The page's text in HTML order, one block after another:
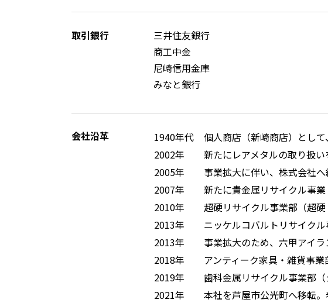
取引銀行
三井住友銀行
商工中金
尼崎信用金庫
みなと銀行
会社沿革 1940年代
個人商店（新崎商店）とし
2002年
新たにレアメタルの取り扱
2005年
事業拡大に伴い、株式会社へ
2007年
新たに貴金属リサイクル事
2010年
超硬リサイクル事業部（超硬
2013年
ニッケルコバルトリサイク
2013年
事業拡大のため、六甲アイ
2018年
アンティーク家具・雑貨事
2019年
歯科金属リサイクル事業部（
2021年
本社を芦屋市公光町へ移転